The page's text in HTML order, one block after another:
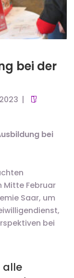
bei der
bei
Mitte Februar
Saar, um
bei
alle